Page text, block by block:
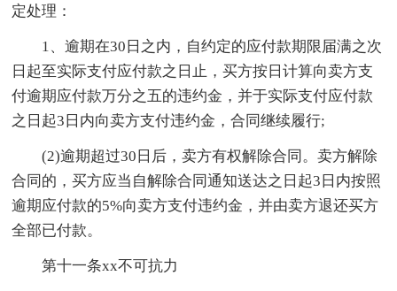
定处理：
1、逾期在30日之内，自约定的应付款期限届满之次
日起至实际支付应付款之日止，买方按日计算向卖方支
付逾期应付款万分之五的违约金，并于实际支付应付款
之日起3日内向卖方支付违约金，合同继续履行;
(2)逾期超过30日后，卖方有权解除合同。卖方解除
合同的，买方应当自解除合同通知送达之日起3日内按照
逾期应付款的5%向卖方支付违约金，并由卖方退还买方
全部已付款。
第十一条xx不可抗力